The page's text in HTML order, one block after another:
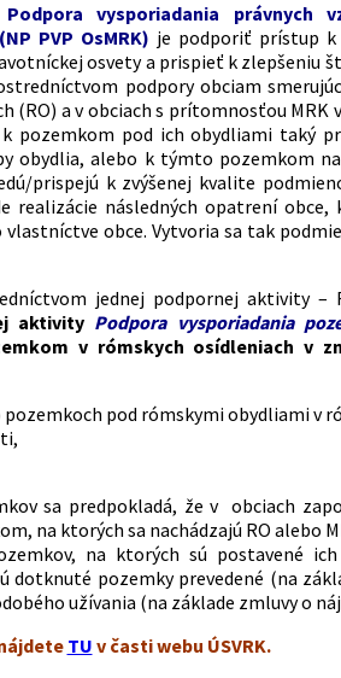
vysporiadania
PVP OsMRK) je podporiť prístup k
osvety a prispieť k zlepšeniu
podpory obciam
(RO) a v obciach s prítomnosťou
pozemkom pod ich obydliami taký
obydlia, alebo k týmto pozemkom
prispejú k zvýšenej kvalite
realizácie následných opatrení
obce. Vytvoria sa tak
jednej podpornej aktivity
aktivity Podpora vysporiadania
v rómskych osídleniach v
pozemkoch pod rómskymi obydliami v
sa predpokladá, že v obciach
na ktorých sa nachádzajú RO alebo
na ktorých sú postavené
dotknuté pozemky prevedené (na
užívania (na základe zmluvy o
TU v časti webu ÚSVRK.